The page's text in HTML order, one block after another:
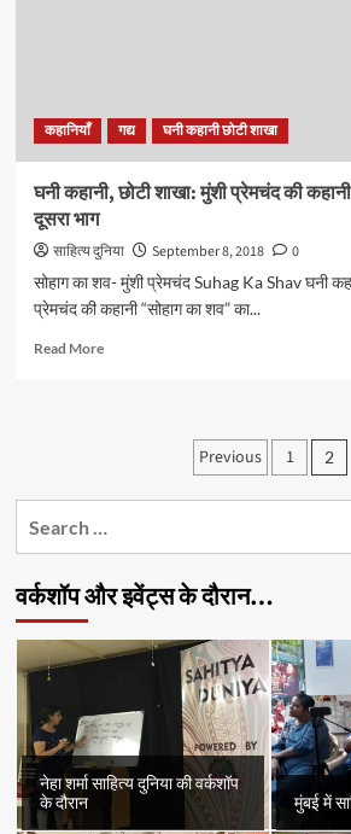
तीसरा
कहानियाँ गद्य घनी कहानी छोटी शाखा
घनी कहानी, छोटी शाखा: मुंशी प्रेमचंद की
दूसरा भाग
साहित्य दुनिया September 8, 2018
0
सोहाग का शव- मुंशी प्रेमचंद Suhag Ka Shav घनी
प्रेमचंद की कहानी “सोहाग का शव” का...
Read MoreRead
मुंशी
प्रेमचंद
की
“सोहाग
शव”
भाग
Posts
Previous 1 2
वर्कशॉप और इवेंट्स के दौरान…
नेहा शर्मा साहित्य दुनिया की वर्कशॉप
के दौरान
मुंबई में